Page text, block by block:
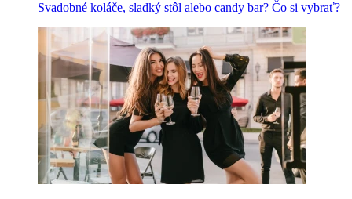
Svadobné koláče, sladký stôl alebo candy bar? Čo si vybrať?